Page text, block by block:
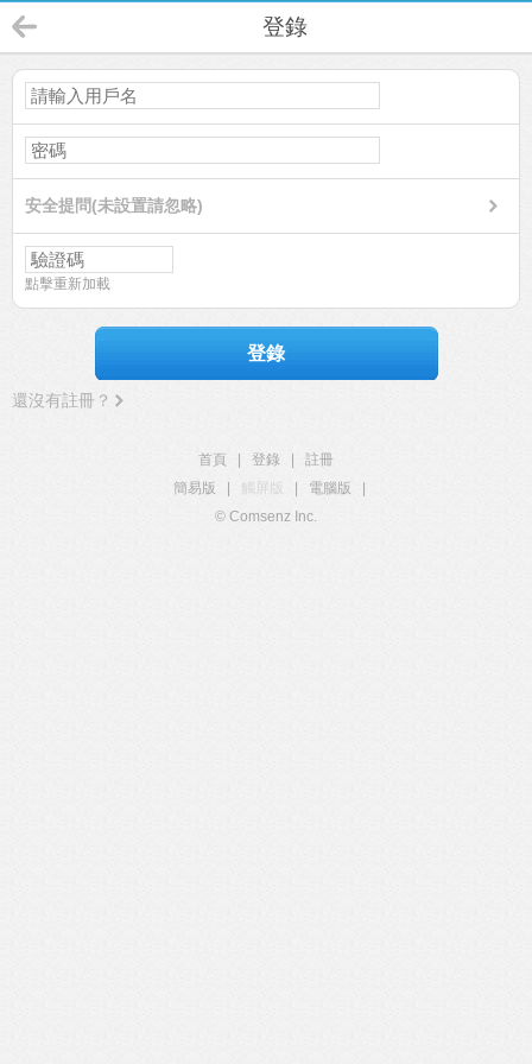
登錄
安全提問(未設置請忽略)
點擊重新加載
登錄
還沒有註冊？
首頁 登錄
註冊
簡易版
觸屏版 電腦版
© Comsenz Inc.